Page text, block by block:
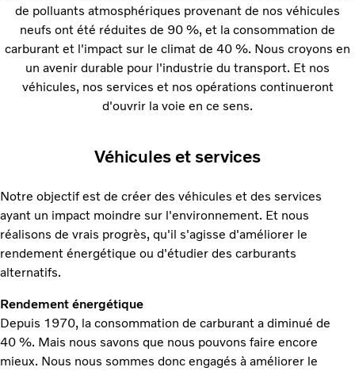
de polluants atmosphériques provenant de nos véhicules
neufs ont été réduites de 90 %, et la consommation de
carburant et l'impact sur le climat de 40 %. Nous croyons en
un avenir durable pour l'industrie du transport. Et nos
véhicules, nos services et nos opérations continueront
d'ouvrir la voie en ce sens.
Véhicules et services
Notre objectif est de créer des véhicules et des services
ayant un impact moindre sur l'environnement. Et nous
réalisons de vrais progrès, qu'il s'agisse d'améliorer le
rendement énergétique ou d'étudier des carburants
alternatifs.
Rendement énergétique
Depuis 1970, la consommation de carburant a diminué de
40 %. Mais nous savons que nous pouvons faire encore
mieux. Nous nous sommes donc engagés à améliorer le